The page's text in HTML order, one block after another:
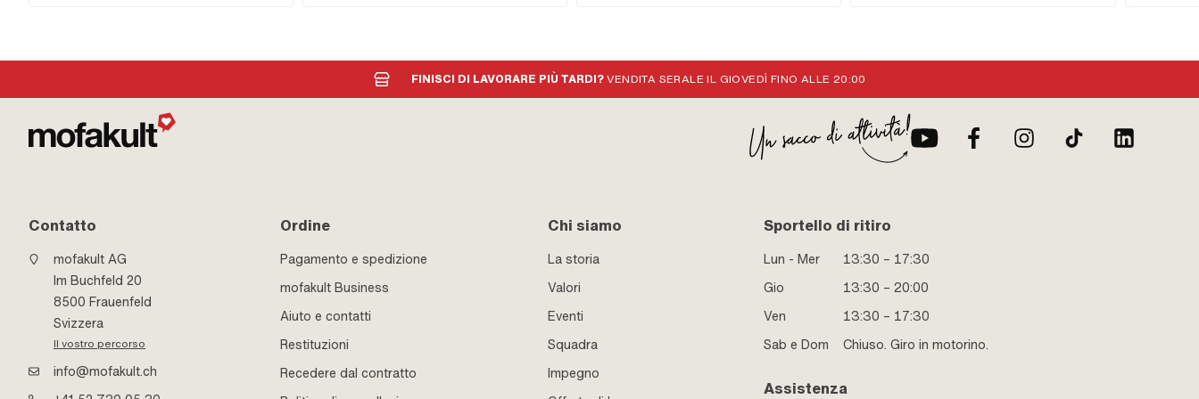
FINISCI DI LAVORARE PIÙ TARDI?VENDITA SERALE IL GIOVEDÌ FINO ALLE 20:00
Contatto
mofakult AG
Im Buchfeld 20
8500 Frauenfeld
Svizzera
Il vostro percorso
info@mofakult.ch
Ordine
Pagamento e spedizione
mofakult Business
Aiuto e contatti
Restituzioni
Recedere dal contratto
Chi siamo
La storia
Valori
Eventi
Squadra
Impegno
Sportello di ritiro
Lun - Mer
13:30 – 17:30
Gio
13:30 – 20:00
Ven
13:30 – 17:30
Sab e Dom
Chiuso. Giro in motorino.
Assistenza